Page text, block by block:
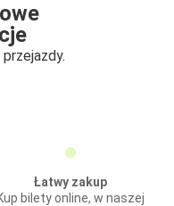
Łatwy zakup
bilety online, w naszej